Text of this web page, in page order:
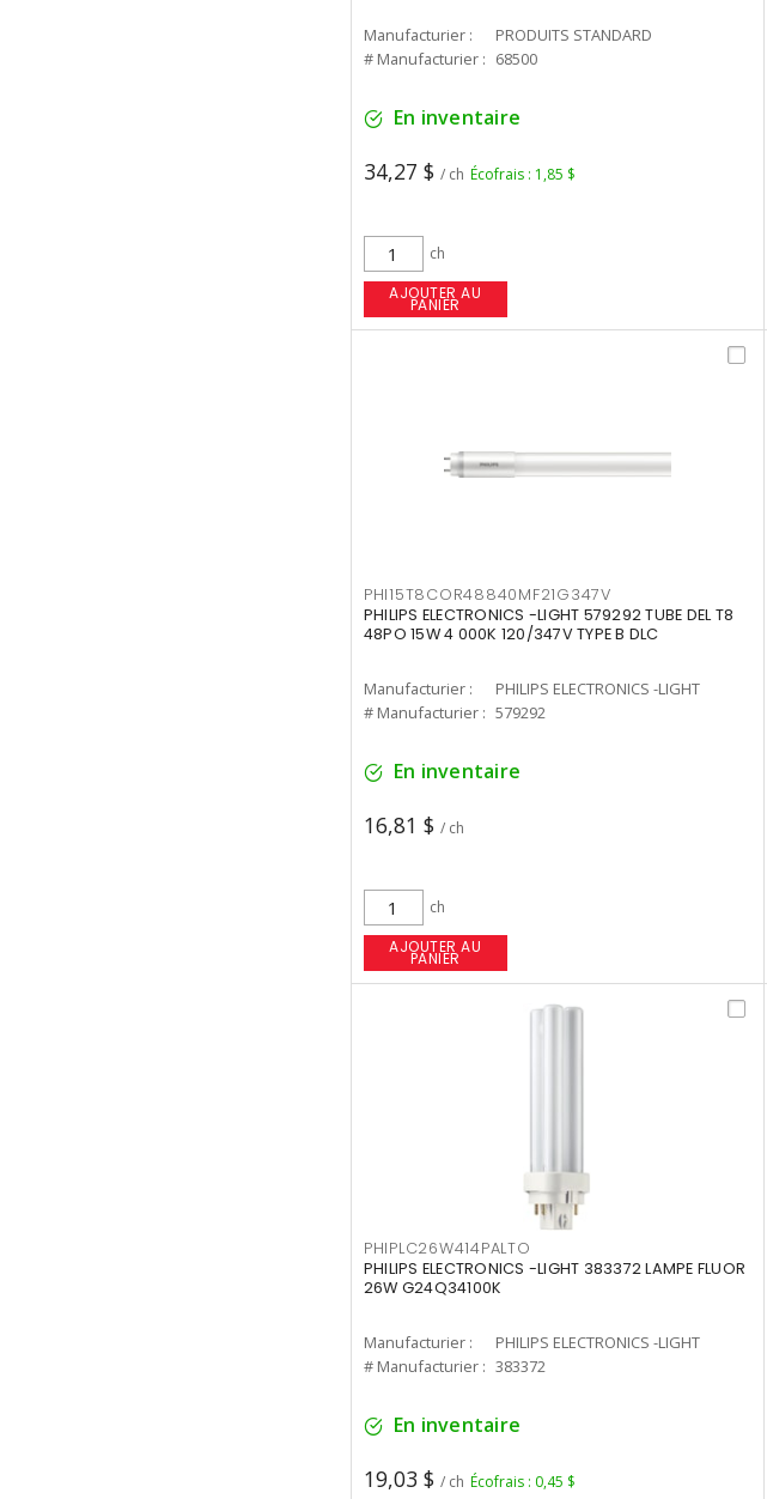
Manufacturier :
PRODUITS STANDARD
# Manufacturier : 68500
En inventaire
34,27 $ / ch Écofrais : 1,85 $
ch
AJOUTER AU
PANIER
PHI15T8COR48840MF21G347V
PHILIPS ELECTRONICS -LIGHT 579292 TUBE DEL T8
48PO 15W 4 000K 120/347V TYPE B DLC
Manufacturier :
PHILIPS ELECTRONICS -LIGHT
# Manufacturier : 579292
En inventaire
16,81 $ / ch
ch
AJOUTER AU
PANIER
PHIPLC26W414PALTO
PHILIPS ELECTRONICS -LIGHT 383372 LAMPE FLUOR
26W G24Q34100K
Manufacturier :
PHILIPS ELECTRONICS -LIGHT
# Manufacturier : 383372
En inventaire
19,03 $ / ch Écofrais : 0,45 $